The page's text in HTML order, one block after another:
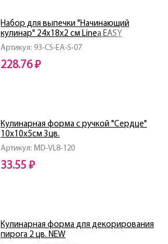
Артикул: 93-CS-EA-S-07
Набор для выпечки "Начинающий
кулинар" 24х18х2 см Linea EASY
228.76 ₽
Артикул: MD-VL8-120
Кулинарная форма с ручкой "Сердце"
10х10х5см 3цв.
33.55 ₽
Кулинарная форма для декорирования
пирога 2 цв. NEW